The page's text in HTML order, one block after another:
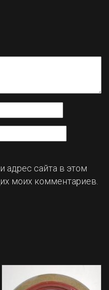
адрес сайта в этом
моих комментариев.